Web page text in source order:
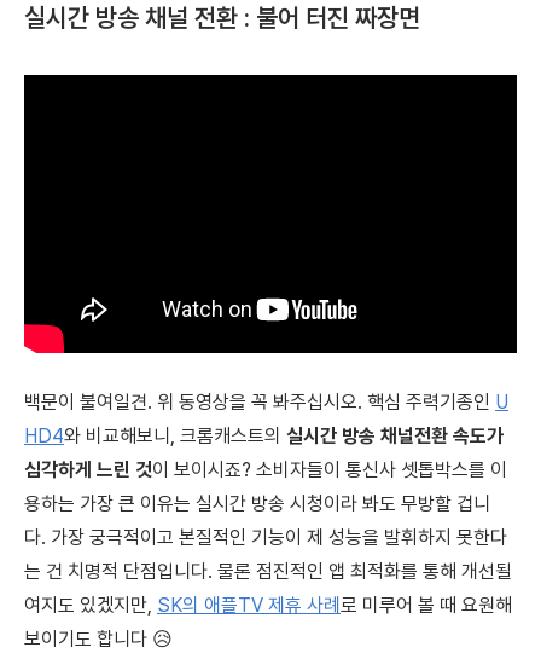
실시간 방송 채널 전환 : 불어 터진 짜장면
백문이 불여일견. 위 동영상을 꼭 봐주십시오. 핵심 주력기종인 U
HD4와 비교해보니, 크롬캐스트의 실시간 방송 채널전환 속도가
심각하게 느린 것이 보이시죠? 소비자들이 통신사 셋톱박스를 이
용하는 가장 큰 이유는 실시간 방송 시청이라 봐도 무방할 겁니
다. 가장 궁극적이고 본질적인 기능이 제 성능을 발휘하지 못한다
는 건 치명적 단점입니다. 물론 점진적인 앱 최적화를 통해 개선될
여지도 있겠지만, SK의 애플TV 제휴 사례 로 미루어 볼 때 요원해
보이기도 합니다 😥